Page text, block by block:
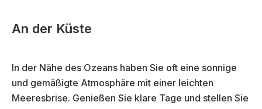
An der Küste
In der Nähe des Ozeans haben Sie oft eine sonnige
und gemäßigte Atmosphäre mit einer leichten
Meeresbrise. Genießen Sie klare Tage und stellen Sie